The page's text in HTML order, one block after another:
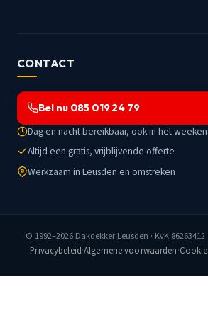
CONTACT
Bel nu 085 019 24 79
Dag en nacht bereikbaar, ook in het
Altijd een gratis, vrijblijvende offerte
Werkzaam in Leusden en omstreken
© 1992–2026 Dakdekker Leusden · KvK
Privacybeleid·Algemene voorwaarden·